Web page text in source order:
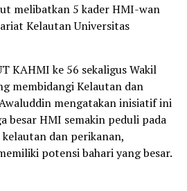
melibatkan 5 kader HMI-wan
Kelautan Universitas
KAHMI ke 56 sekaligus Wakil
membidangi Kelautan dan
mengatakan inisiatif ini
besar HMI semakin peduli pada
dan perikanan,
potensi bahari yang besar.